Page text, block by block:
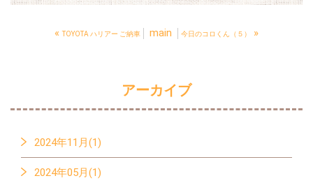
«TOYOTA ハリアー ご納車 main 今日のコロくん（５） »
アーカイブ
2024年11月(1)
2024年05月(1)